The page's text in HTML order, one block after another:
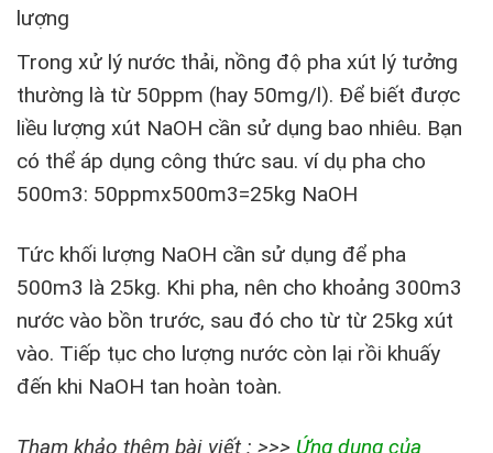
lượng
Trong xử lý nước thải, nồng độ pha xút lý tưởng
thường là từ 50ppm (hay 50mg/l). Để biết được
liều lượng xút NaOH cần sử dụng bao nhiêu. Bạn
có thể áp dụng công thức sau. ví dụ pha cho
500m3: 50ppmx500m3=25kg NaOH
Tức khối lượng NaOH cần sử dụng để pha
500m3 là 25kg. Khi pha, nên cho khoảng 300m3
nước vào bồn trước, sau đó cho từ từ 25kg xút
vào. Tiếp tục cho lượng nước còn lại rồi khuấy
đến khi NaOH tan hoàn toàn.
Tham khảo thêm bài viết : >>> Ứng dụng của